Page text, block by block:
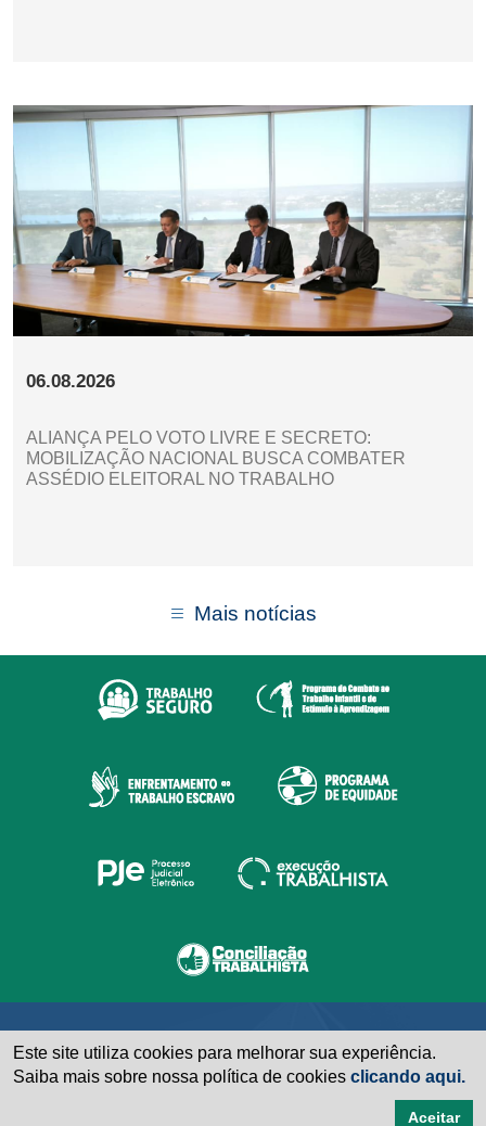
06.08.2026
ALIANÇA PELO VOTO LIVRE E SECRETO:
MOBILIZAÇÃO NACIONAL BUSCA COMBATER
ASSÉDIO ELEITORAL NO TRABALHO
Mais notícias
Este site utiliza cookies para melhorar sua experiência.
Saiba mais sobre nossa política de cookies clicando aqui.
Aceitar